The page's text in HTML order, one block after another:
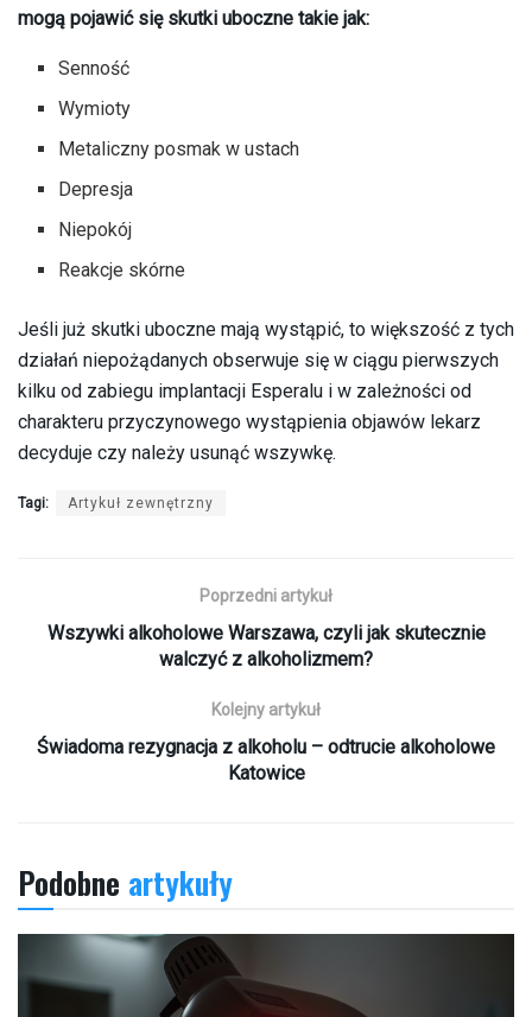
mogą pojawić się skutki uboczne takie jak:
Senność
Wymioty
Metaliczny posmak w ustach
Depresja
Niepokój
Reakcje skórne
Jeśli już skutki uboczne mają wystąpić, to większość z tych
działań niepożądanych obserwuje się w ciągu pierwszych
kilku od zabiegu implantacji Esperalu i w zależności od
charakteru przyczynowego wystąpienia objawów lekarz
decyduje czy należy usunąć wszywkę.
Tagi: Artykuł zewnętrzny
Poprzedni artykuł
Wszywki alkoholowe Warszawa, czyli jak skutecznie
walczyć z alkoholizmem?
Kolejny artykuł
Świadoma rezygnacja z alkoholu – odtrucie alkoholowe
Katowice
Podobne artykuły